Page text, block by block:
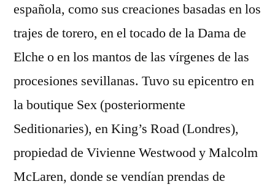
española, como sus creaciones basadas en los
trajes de torero, en el tocado de la Dama de
Elche o en los mantos de las vírgenes de las
procesiones sevillanas. Tuvo su epicentro en
la boutique Sex (posteriormente
Seditionaries), en King’s Road (Londres),
propiedad de Vivienne Westwood y Malcolm
McLaren, donde se vendían prendas de